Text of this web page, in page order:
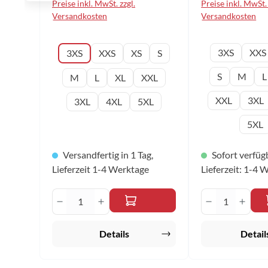
3XS – 5XL Farbe: hellblau
Preise inkl. MwSt. zzgl.
Versandkosten
Konfektionsgröße auswählen
3XS XXS XS S
M L XL XXL
3XL 4XL 5XL
Versandfertig in 1 Tag,
Lieferzeit 1-4 Werktage
Produkt Anzahl: Gib den
Details
Funktionsfaser
– 5XL Farbe:
Preise inkl. MwSt.
Versandkosten
3XS XXS
S M L
XXL 3XL
5XL
Sofort
Lieferzeit: 1-4
Produkt